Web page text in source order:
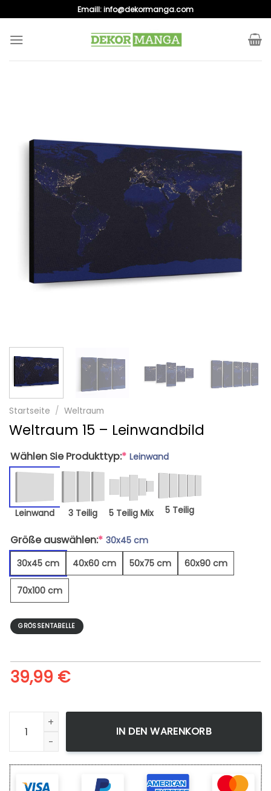
to
content
Emaill:info@dekormanga.com
Startseite / Weltraum
Weltraum 15 – Leinwandbild
Wählen Sie Produkttyp:* Leinwand
Leinwand 3 Teilig 5 Teilig Mix 5 Teilig
Größe auswählen:* 30x45 cm
30x45 cm
40x60 cm 50x75 cm 60x90 cm
70x100 cm
GRÖSSENTABELLE
39,99 €
Weltraum 15 - Leinwandbild Menge
IN DEN WARENKORB